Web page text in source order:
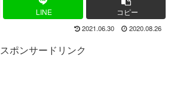
LINE コピー
2021.06.30 2020.08.26
スポンサードリンク